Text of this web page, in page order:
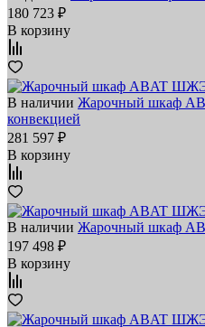
180 723 ₽
В корзину
В наличии Жарочный шкаф
конвекцией
281 597 ₽
В корзину
В наличии Жарочный шкаф
197 498 ₽
В корзину